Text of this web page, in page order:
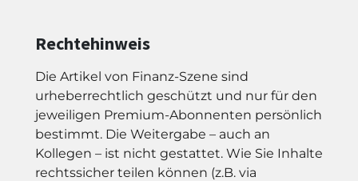
Rechtehinweis
Die Artikel von Finanz-Szene sind
urheberrechtlich geschützt und nur für den
jeweiligen Premium-Abonnenten persönlich
bestimmt. Die Weitergabe – auch an
Kollegen – ist nicht gestattet. Wie Sie Inhalte
rechtssicher teilen können (z.B. via